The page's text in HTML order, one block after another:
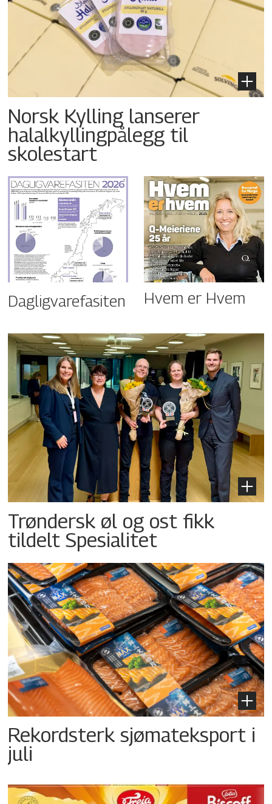
Norsk Kylling lanserer
halalkyllingpålegg til
skolestart
Dagligvarefasiten Hvem er Hvem
Trøndersk øl og ost fikk
tildelt Spesialitet
Rekordsterk sjømateksport i
juli